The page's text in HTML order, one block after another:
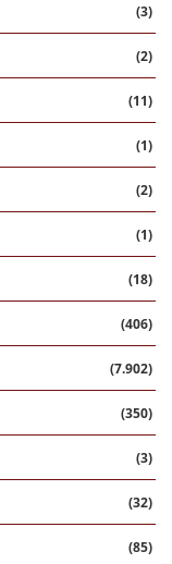
(3)
(2)
(11)
(1)
(2)
(1)
(18)
(406)
(7.902)
(350)
(3)
(32)
(85)